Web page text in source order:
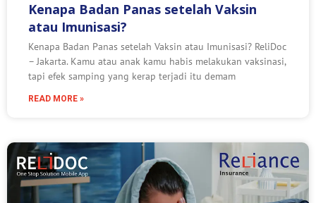
Kenapa Badan Panas setelah Vaksin
atau Imunisasi?
Kenapa Badan Panas setelah Vaksin atau Imunisasi? ReliDoc
– Jakarta. Kamu atau anak kamu habis melakukan vaksinasi,
tapi efek samping yang kerap terjadi itu demam
READ MORE »